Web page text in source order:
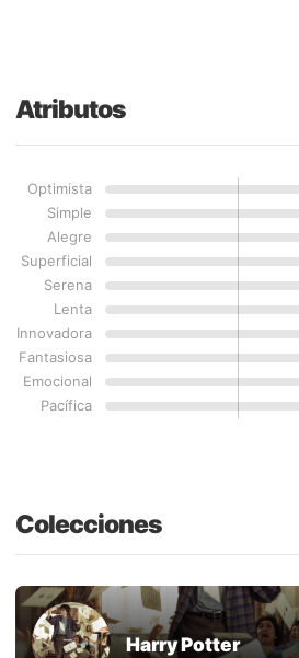
Atributos
Optimista
Simple
Alegre
Superficial
Serena
Lenta
Innovadora
Fantasiosa
Emocional
Pacífica
Colecciones
Harry Potter